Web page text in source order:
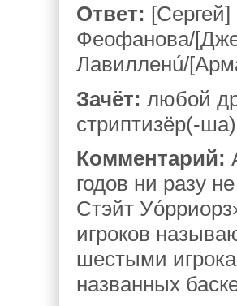
Ответ:
Феофанова/
Лавилленú/
Зачёт: любой
стриптизёр(-
Комментарий:
годов ни разу
Стэйт
игроков
шестыми
названных